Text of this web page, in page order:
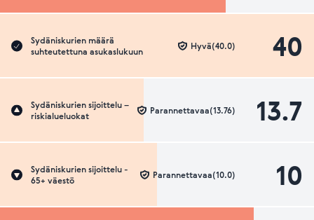
Sydäniskurien määrä
suhteutettuna asukaslukuun
40
Hyvä(40.0)
Sydäniskurien sijoittelu –
riskialueluokat
13.7
Parannettavaa(13.76)
Sydäniskurien sijoittelu -
65+ väestö
10
Parannettavaa(10.0)